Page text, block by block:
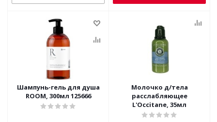
Шампунь-гель для душа
ROOM, 300мл 125666
Молочко д/тела
расслабляющее
L'Occitane, 35мл